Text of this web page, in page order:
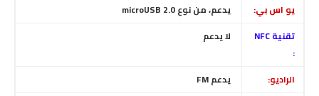
يو اس بي:
يدعم، من نوع microUSB 2.0
تقنية NFC
:
لايدعم
الراديو: يدعمFM